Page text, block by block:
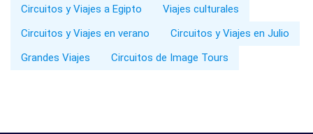
Circuitos y Viajes a Egipto
Viajes culturales
Circuitos y Viajes en verano
Circuitos y Viajes en Julio
Grandes Viajes
Circuitos de Image Tours